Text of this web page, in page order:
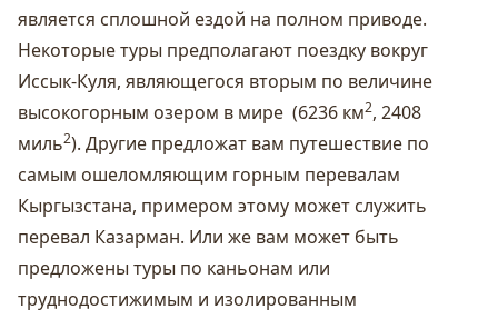
является сплошной ездой на полном приводе.
Некоторые туры предполагают поездку вокруг
Иссык-Куля, являющегося вторым по величине
высокогорным озером в мире (6236 км2, 2408
миль2). Другие предложат вам путешествие по
самым ошеломляющим горным перевалам
Кыргызстана, примером этому может служить
перевал Казарман. Или же вам может быть
предложены туры по каньонам или
труднодостижимым и изолированным